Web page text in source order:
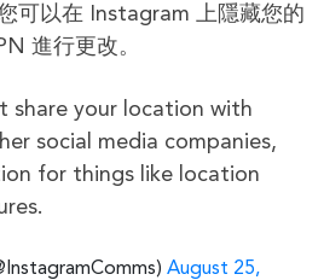
可以在 Instagram 上隱藏​​您的
進行更改。
share your location with
social media companies,
for things like location
August 25,